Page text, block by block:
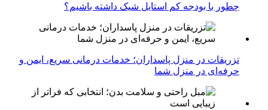
چطور با بودجه کم استایل شیک داشته باشیم؟
تزریقات در منزل پاسداران؛ خدمات درمانی سریع، ایمن و
حرفه‌ای در منزل شما